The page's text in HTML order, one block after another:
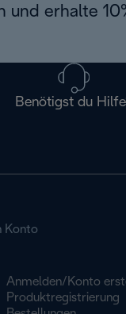
und erhalte
Benötigst du
Konto
Anmelden/Konto
Produktregistrierung